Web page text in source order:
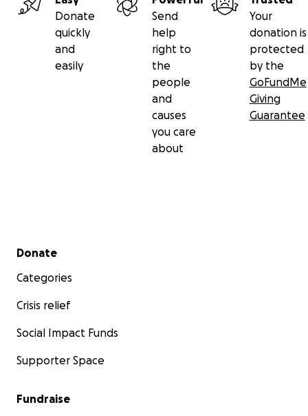
Donate
quickly
and
easily
Send
help
right to
the
people
and
causes
you care
about
Your
donation is
protected
by the
GoFundMe
Giving
Guarantee
Secondary menu
Donate
Categories
Crisis relief
Social Impact Funds
Supporter Space
Fundraise